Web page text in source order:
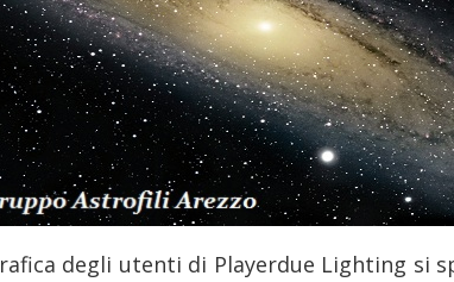
degli utenti di Playerdue Lighting si